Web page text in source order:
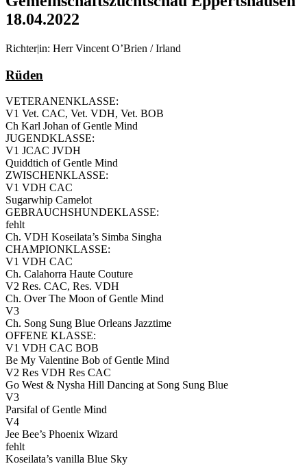
18.04.2022
Richter|in: Herr Vincent O’Brien / Irland
Rüden
VETERANENKLASSE:
V1 Vet. CAC, Vet. VDH, Vet. BOB
Ch Karl Johan of Gentle Mind
JUGENDKLASSE:
V1 JCAC JVDH
Quiddtich of Gentle Mind
ZWISCHENKLASSE:
V1 VDH CAC
Sugarwhip Camelot
GEBRAUCHSHUNDEKLASSE:
fehlt
Ch. VDH Koseilata’s Simba Singha
CHAMPIONKLASSE:
V1 VDH CAC
Ch. Calahorra Haute Couture
V2 Res. CAC, Res. VDH
Ch. Over The Moon of Gentle Mind
V3
Ch. Song Sung Blue Orleans Jazztime
OFFENE KLASSE:
V1 VDH CAC BOB
Be My Valentine Bob of Gentle Mind
V2 Res VDH Res CAC
Go West & Nysha Hill Dancing at Song Sung Blue
V3
Parsifal of Gentle Mind
V4
Jee Bee’s Phoenix Wizard
fehlt
Koseilata’s vanilla Blue Sky